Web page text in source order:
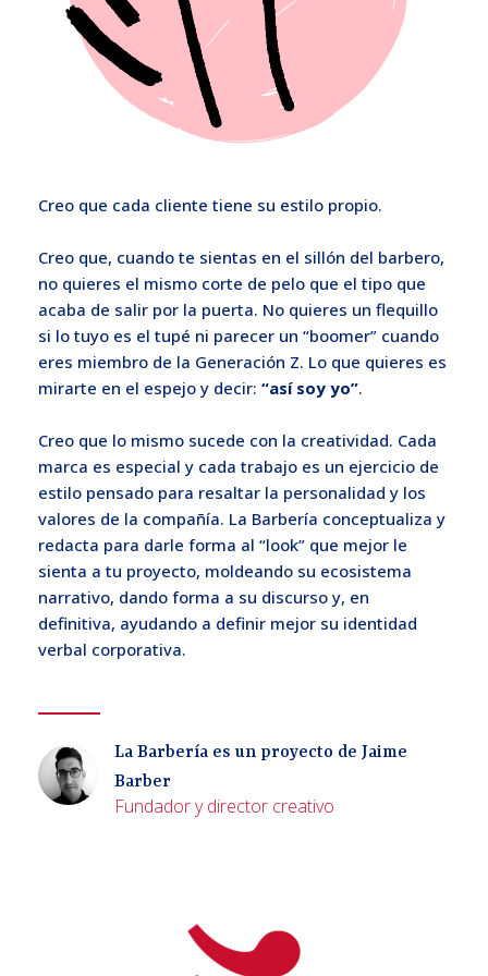
Creo que cada cliente tiene su estilo propio.
Creo que, cuando te sientas en el sillón del barbero,
no quieres el mismo corte de pelo que el tipo que
acaba de salir por la puerta. No quieres un flequillo
si lo tuyo es el tupé ni parecer un “boomer” cuando
eres miembro de la Generación Z. Lo que quieres es
mirarte en el espejo y decir: “así soy yo”.
Creo que lo mismo sucede con la creatividad. Cada
marca es especial y cada trabajo es un ejercicio de
estilo pensado para resaltar la personalidad y los
valores de la compañía. La Barbería conceptualiza y
redacta para darle forma al “look” que mejor le
sienta a tu proyecto, moldeando su ecosistema
narrativo, dando forma a su discurso y, en
definitiva, ayudando a definir mejor su identidad
verbal corporativa.
La Barbería es un proyecto de Jaime
Barber
Fundador y director creativo